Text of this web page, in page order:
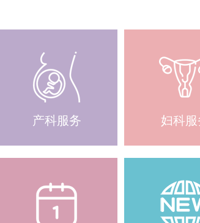
产科服务 妇科服